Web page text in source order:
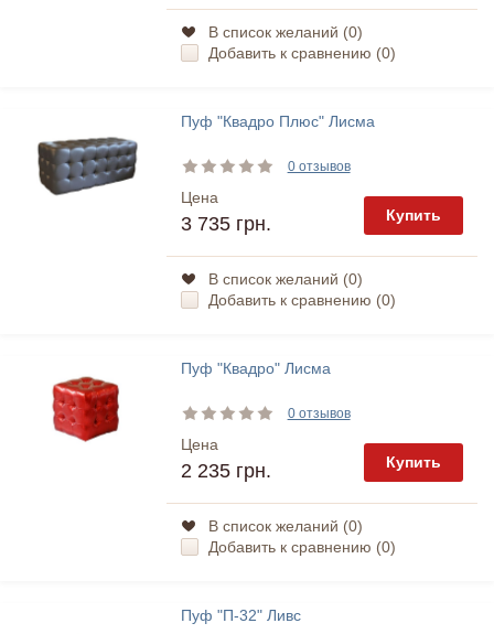
В список желаний (0)
Добавить к сравнению (0)
Пуф "Квадро Плюс" Лисма
0 отзывов
Цена
3 735 грн. Купить
В список желаний (0)
Добавить к сравнению (0)
Пуф "Квадро" Лисма
0 отзывов
Цена
2 235 грн. Купить
В список желаний (0)
Добавить к сравнению (0)
Пуф "П-32" Ливс